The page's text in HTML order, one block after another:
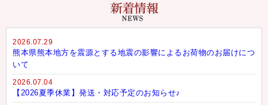
2026.07.29
熊本県熊本地方を震源とする地震の影響によるお荷物のお届けにつ
いて
2026.07.04
【2026夏季休業】発送・対応予定のお知らせ♪